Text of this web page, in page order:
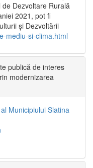
Dezvoltare Rurală
2021, pot fi
și Dezvoltării
mediu-si-clima.html
publică de interes
modernizarea
Municipiului Slatina